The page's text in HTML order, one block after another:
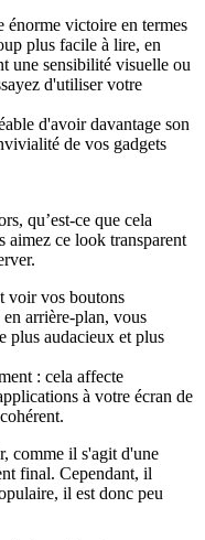
énorme victoire en termes
plus facile à lire, en
une sensibilité visuelle ou
d'utiliser votre
d'avoir davantage son
de vos gadgets
qu’est-ce que cela
aimez ce look transparent
voir vos boutons
arrière-plan, vous
plus audacieux et plus
: cela affecte
à votre écran de
comme il s'agit d'une
final. Cependant, il
il est donc peu